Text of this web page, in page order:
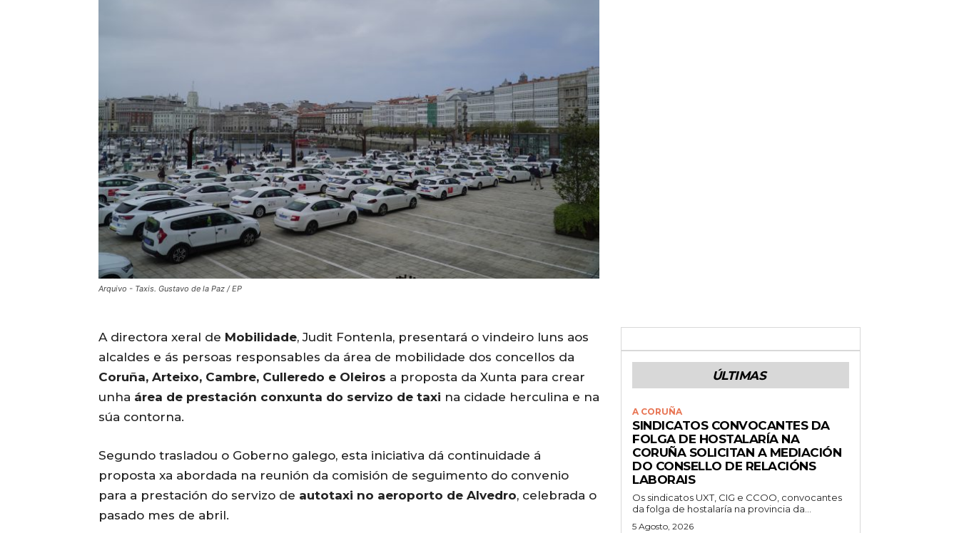
Arquivo - Taxis. Gustavo de la Paz / EP
A directora xeral de Mobilidade, Judit Fontenla, presentará o vindeiro luns aos
alcaldes e ás persoas responsables da área de mobilidade dos concellos da
Coruña, Arteixo, Cambre, Culleredo e Oleiros a proposta da Xunta para crear
unha área de prestación conxunta do servizo de taxi na cidade herculina e na
súa contorna.
Segundo trasladou o Goberno galego, esta iniciativa dá continuidade á
proposta xa abordada na reunión da comisión de seguimento do convenio
para a prestación do servizo de autotaxi no aeroporto de Alvedro, celebrada o
pasado mes de abril.
ÚLTIMAS
A CORUÑA
SINDICATOS CONVOCANTES DA
FOLGA DE HOSTALARÍA NA
CORUÑA SOLICITAN A MEDIACIÓN
DO CONSELLO DE RELACIÓNS
LABORAIS
Os sindicatos UXT, CIG e CCOO, convocantes
da folga de hostalaría na provincia da...
5 Agosto, 2026